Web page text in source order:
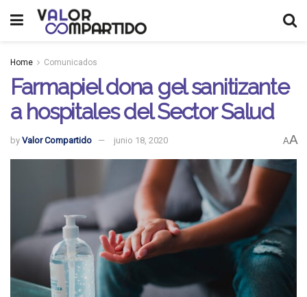
Home Comunicados
Farmapiel dona gel sanitizante
a hospitales del Sector Salud
by Valor Compartido junio 18, 2020 AA